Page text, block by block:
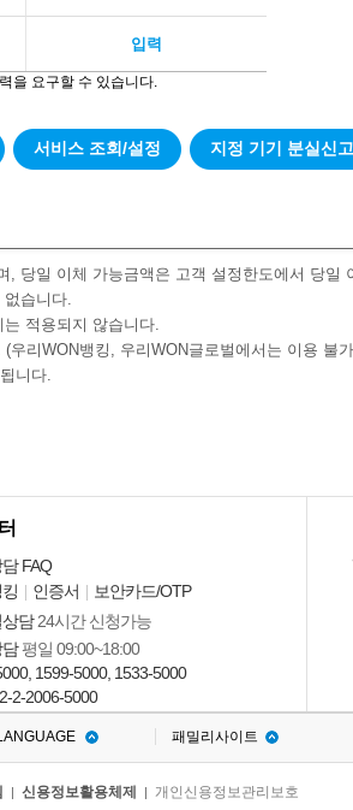
입력
을 요구할 수 있습니다.
서비스 조회/설정 지정 기기 분실신고
당일 이체 가능금액은 고객 설정한도에서 당일
습니다.
적용되지 않습니다.
리WON뱅킹, 우리WON글로벌에서는 이용 불
니다.
FAQ
인증서
보안카드/OTP
담 24시간 신청가능
담평일 09:00~18:00
1599-5000, 1533-5000
2-2006-5000
패밀리사이트
| 신용정보활용체제 | 개인신용정보관리보호